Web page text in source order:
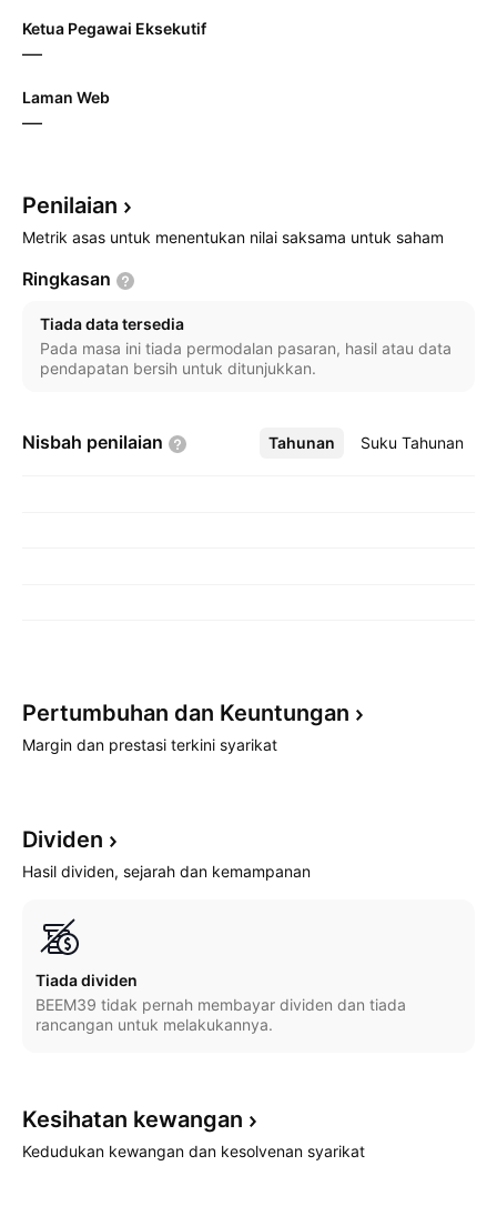
Ketua Pegawai Eksekutif
—
Laman Web
—
Penilaian
Metrik asas untuk menentukan nilai saksama untuk saham
Ringkasan
Tiada data tersedia
Pada masa ini tiada permodalan pasaran, hasil atau data
pendapatan bersih untuk ditunjukkan.
Nisbah penilaian Tahunan Suku Tahunan
Lebih
Pertumbuhan dan Keuntungan
Margin dan prestasi terkini syarikat
Dividen
Hasil dividen, sejarah dan kemampanan
Tiada dividen
BEEM39 tidak pernah membayar dividen dan tiada
rancangan untuk melakukannya.
Kesihatan kewangan
Kedudukan kewangan dan kesolvenan syarikat